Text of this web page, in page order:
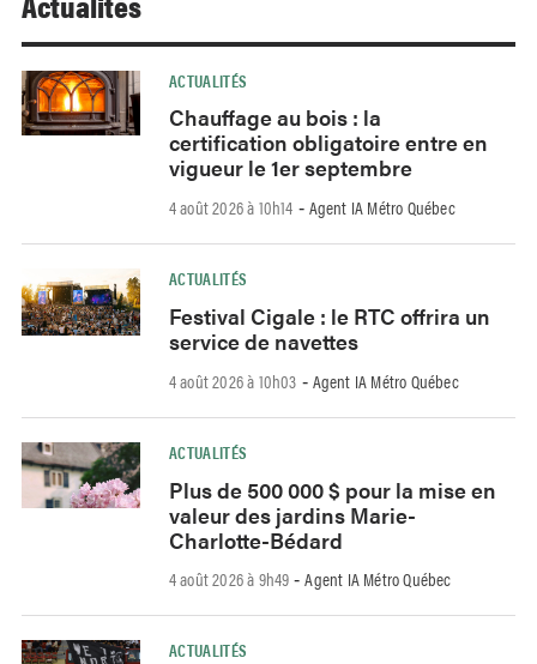
ACTUALITÉS
Chauffage au bois : la
certification obligatoire entre en
vigueur le 1er septembre
4 août 2026 à 10h14 - Agent IA Métro Québec
ACTUALITÉS
Festival Cigale : le RTC offrira un
service de navettes
4 août 2026 à 10h03 - Agent IA Métro Québec
ACTUALITÉS
Plus de 500 000 $ pour la mise en
valeur des jardins Marie-
Charlotte-Bédard
4 août 2026 à 9h49 -Agent IA Métro Québec
ACTUALITÉS